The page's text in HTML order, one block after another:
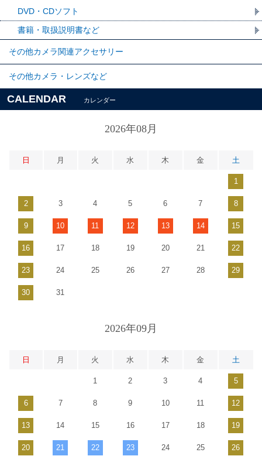
DVD・CDソフト
書籍・取扱説明書など
その他カメラ関連アクセサリー
その他カメラ・レンズなど
CALENDAR カレンダー
2026年08月
日 月 火 水 木 金 土
1
2 3 4 5 6 7 8
9 10 11 12 13 14 15
16 17 18 19 20 21 22
23 24 25 26 27 28 29
30 31
2026年09月
日 月 火 水 木 金 土
1 2 3 4 5
6 7 8 9 10 11 12
13 14 15 16 17 18 19
20 21 22 23 24 25 26